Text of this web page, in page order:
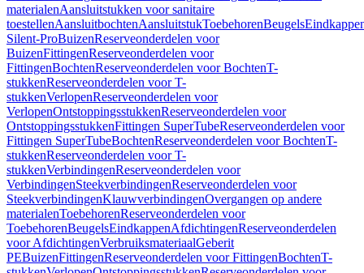
materialenAansluitstukken voor sanitaire
toestellenAansluitbochtenAansluitstukToebehorenBeugels
Silent-ProBuizenReserveonderdelen voor
BuizenFittingenReserveonderdelen voor
FittingenBochtenReserveonderdelen voor BochtenT-
stukkenReserveonderdelen voor T-
stukkenVerlopenReserveonderdelen voor
VerlopenOntstoppingsstukkenReserveonderdelen voor
OntstoppingsstukkenFittingen SuperTubeReserveonderdelen voor
Fittingen SuperTubeBochtenReserveonderdelen voor BochtenT-
stukkenReserveonderdelen voor T-
stukkenVerbindingenReserveonderdelen voor
VerbindingenSteekverbindingenReserveonderdelen voor
SteekverbindingenKlauwverbindingenOvergangen op andere
materialenToebehorenReserveonderdelen voor
ToebehorenBeugelsEindkappenAfdichtingenReserveonderdelen
voor AfdichtingenVerbruiksmateriaalGeberit
PEBuizenFittingenReserveonderdelen voor FittingenBochtenT-